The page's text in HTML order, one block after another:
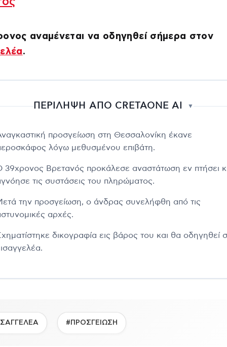
αναμένεται να οδηγηθεί σήμερα στον
.
ΠΕΡΙΛΗΨΗ ΑΠΟ CRETAONE AI ▼
προσγείωση στη Θεσσαλονίκη έκανε
λόγω μεθυσμένου επιβάτη.
39χρονος Βρετανός προκάλεσε αναστάτωση εν πτήσει
τις συστάσεις του πληρώματος.
την προσγείωση, ο άνδρας συνελήφθη από τις
αρχές.
δικογραφία εις βάρος του και θα οδηγηθεί
#ΠΡΟΣΓΕΙΩΣΗ